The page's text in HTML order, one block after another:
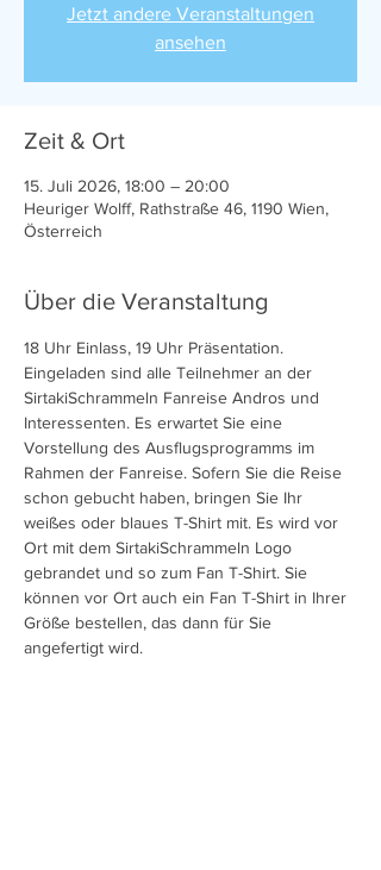
Jetzt andere Veranstaltungen
ansehen
Zeit & Ort
15. Juli 2026, 18:00 – 20:00
Heuriger Wolff, Rathstraße 46, 1190 Wien,
Österreich
Über die Veranstaltung
18 Uhr Einlass, 19 Uhr Präsentation.
Eingeladen sind alle Teilnehmer an der
SirtakiSchrammeln Fanreise Andros und
Interessenten. Es erwartet Sie eine
Vorstellung des Ausflugsprogramms im
Rahmen der Fanreise. Sofern Sie die Reise
schon gebucht haben, bringen Sie Ihr
weißes oder blaues T-Shirt mit. Es wird vor
Ort mit dem SirtakiSchrammeln Logo
gebrandet und so zum Fan T-Shirt. Sie
können vor Ort auch ein Fan T-Shirt in Ihrer
Größe bestellen, das dann für Sie
angefertigt wird.